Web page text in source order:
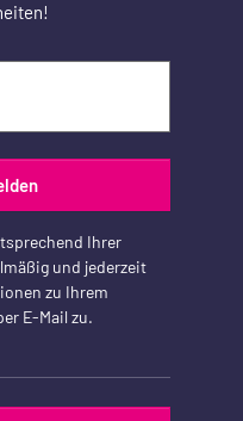
Ihrer
und jederzeit
zu Ihrem
E-Mail zu.